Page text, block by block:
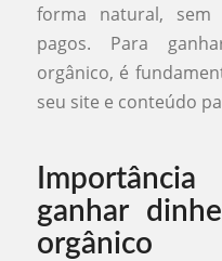
forma natural, sem
pagos. Para
orgânico, é
seu site e conteúdo
ganhar
orgânico